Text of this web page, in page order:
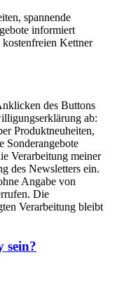
spannende
informiert
Kettner
des Buttons
ab:
Produktneuheiten,
Sonderangebote
Verarbeitung meiner
des Newsletters ein.
Angabe von
Die
Verarbeitung bleibt
sein?